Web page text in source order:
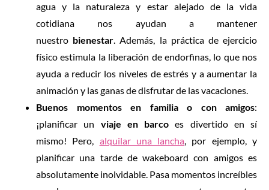
agua y la naturaleza y estar alejado de la vida
cotidiana nos ayudan a mantener
nuestro bienestar. Además, la práctica de ejercicio
físico estimula la liberación de endorfinas, lo que nos
ayuda a reducir los niveles de estrés y a aumentar la
animación y las ganas de disfrutar de las vacaciones.
Buenos momentos en familia o con amigos:
¡planificar un viaje en barco es divertido en sí
mismo! Pero, alquilar una lancha, por ejemplo, y
planificar una tarde de wakeboard con amigos es
absolutamente inolvidable. Pasa momentos increíbles